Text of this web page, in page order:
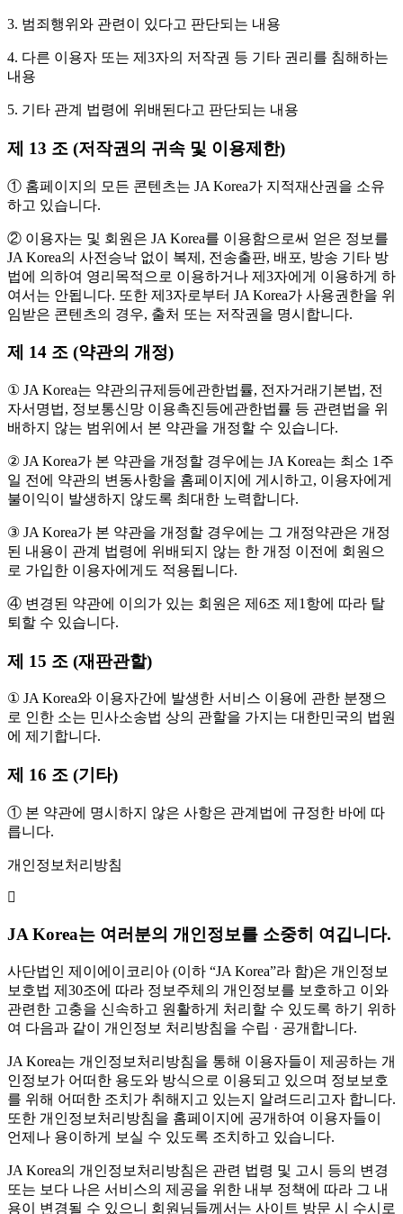
3. 범죄행위와 관련이 있다고 판단되는 내용
4. 다른 이용자 또는 제3자의 저작권 등 기타 권리를 침해하는
내용
5. 기타 관계 법령에 위배된다고 판단되는 내용
제 13 조 (저작권의 귀속 및 이용제한)
① 홈페이지의 모든 콘텐츠는 JA Korea가 지적재산권을 소유
하고 있습니다.
② 이용자는 및 회원은 JA Korea를 이용함으로써 얻은 정보를
JA Korea의 사전승낙 없이 복제, 전송출판, 배포, 방송 기타 방
법에 의하여 영리목적으로 이용하거나 제3자에게 이용하게 하
여서는 안됩니다. 또한 제3자로부터 JA Korea가 사용권한을 위
임받은 콘텐츠의 경우, 출처 또는 저작권을 명시합니다.
제 14 조 (약관의 개정)
① JA Korea는 약관의규제등에관한법률, 전자거래기본법, 전
자서명법, 정보통신망 이용촉진등에관한법률 등 관련법을 위
배하지 않는 범위에서 본 약관을 개정할 수 있습니다.
② JA Korea가 본 약관을 개정할 경우에는 JA Korea는 최소 1주
일 전에 약관의 변동사항을 홈페이지에 게시하고, 이용자에게
불이익이 발생하지 않도록 최대한 노력합니다.
③ JA Korea가 본 약관을 개정할 경우에는 그 개정약관은 개정
된 내용이 관계 법령에 위배되지 않는 한 개정 이전에 회원으
로 가입한 이용자에게도 적용됩니다.
④ 변경된 약관에 이의가 있는 회원은 제6조 제1항에 따라 탈
퇴할 수 있습니다.
제 15 조 (재판관할)
① JA Korea와 이용자간에 발생한 서비스 이용에 관한 분쟁으
로 인한 소는 민사소송법 상의 관할을 가지는 대한민국의 법원
에 제기합니다.
제 16 조 (기타)
① 본 약관에 명시하지 않은 사항은 관계법에 규정한 바에 따
릅니다.
개인정보처리방침
JA Korea는 여러분의 개인정보를 소중히 여깁니다.
사단법인 제이에이코리아 (이하 “JA Korea”라 함)은 개인정보
보호법 제30조에 따라 정보주체의 개인정보를 보호하고 이와
관련한 고충을 신속하고 원활하게 처리할 수 있도록 하기 위하
여 다음과 같이 개인정보 처리방침을 수립 · 공개합니다.
JA Korea는 개인정보처리방침을 통해 이용자들이 제공하는 개
인정보가 어떠한 용도와 방식으로 이용되고 있으며 정보보호
를 위해 어떠한 조치가 취해지고 있는지 알려드리고자 합니다.
또한 개인정보처리방침을 홈페이지에 공개하여 이용자들이
언제나 용이하게 보실 수 있도록 조치하고 있습니다.
JA Korea의 개인정보처리방침은 관련 법령 및 고시 등의 변경
또는 보다 나은 서비스의 제공을 위한 내부 정책에 따라 그 내
용이 변경될 수 있으니 회원님들께서는 사이트 방문 시 수시로